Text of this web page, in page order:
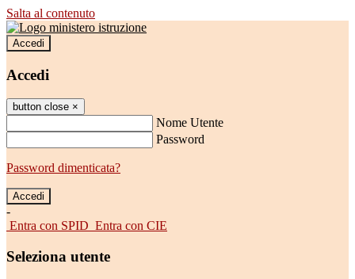
Salta al contenuto
Accedi
Accedi
button close ×
Nome Utente
Password
Password dimenticata?
-
Entra con SPID Entra con CIE
Seleziona utente